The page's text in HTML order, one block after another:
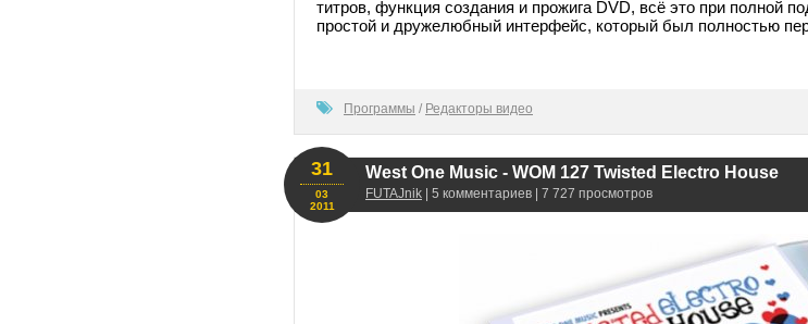
титров, функция создания и прожига DVD, всё это при полной
простой и дружелюбный интерфейс, который был полностью
Программы / Редакторы видео
West One Music - WOM 127 Twisted Electro House
FUTAJnik | 5 комментариев | 7 727 просмотров
31
03
2011